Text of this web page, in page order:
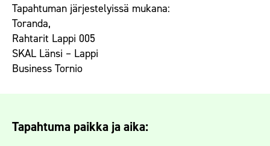
Tapahtuman järjestelyissä mukana:
Toranda,
Rahtarit Lappi 005
SKAL Länsi – Lappi
Business Tornio
Tapahtuma paikka ja aika: